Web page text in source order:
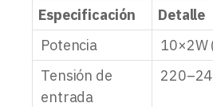
Especificación
Detalle
Potencia
10×2W
Tensión de
entrada